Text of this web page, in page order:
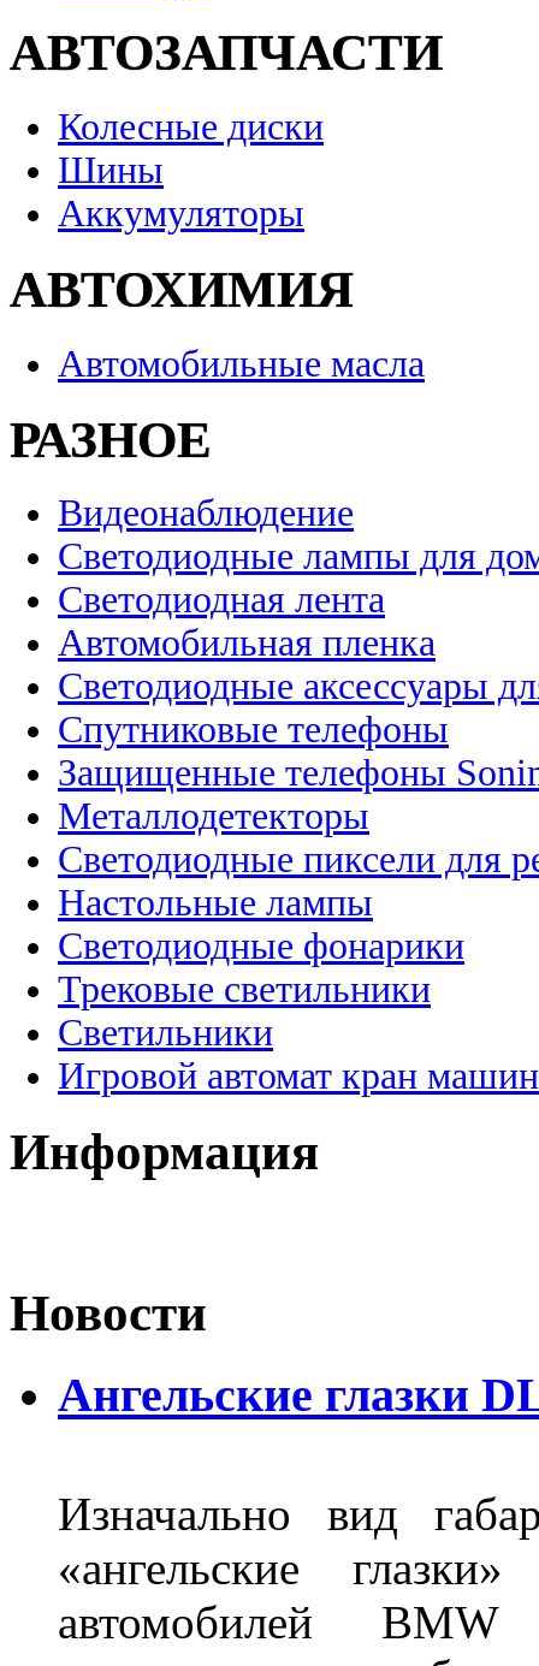
АВТОЗАПЧАСТИ
Колесные диски
Шины
Аккумуляторы
АВТОХИМИЯ
Автомобильные масла
РАЗНОЕ
Видеонаблюдение
Светодиодные лампы для
Светодиодная лента
Автомобильная пленка
Светодиодные аксессуары
Спутниковые телефоны
Защищенные телефоны
Металлодетекторы
Светодиодные пиксели для
Настольные лампы
Светодиодные фонарики
Трековые светильники
Светильники
Игровой автомат кран
Информация
Новости
Ангельские глазки
Изначально вид
«ангельские
автомобилей